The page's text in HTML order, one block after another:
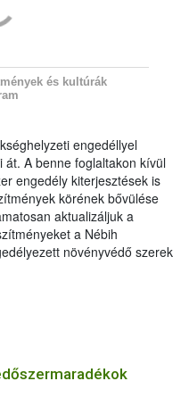
és kultúrák
engedéllyel
A benne foglaltakon kívül
engedély kiterjesztések is
körének bővülése
aktualizáljuk a
a Nébih
növényvédő szerek